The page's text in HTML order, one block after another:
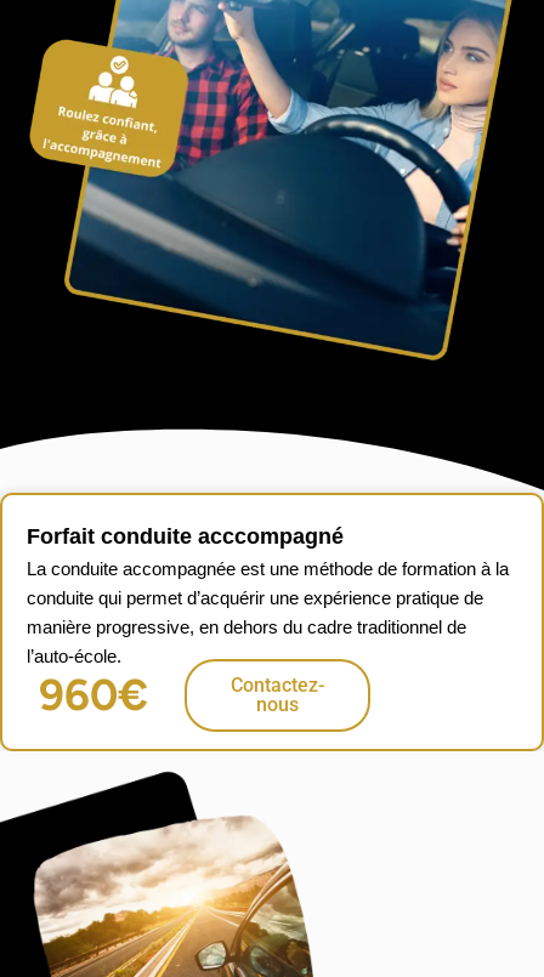
Forfait conduite acccompagné
La conduite accompagnée est une méthode de formation à la
conduite qui permet d’acquérir une expérience pratique de
manière progressive, en dehors du cadre traditionnel de
l’auto-école.
960€
Contactez-
nous